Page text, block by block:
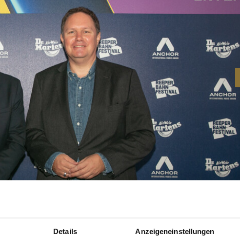
Details Anzeigeneinstellungen